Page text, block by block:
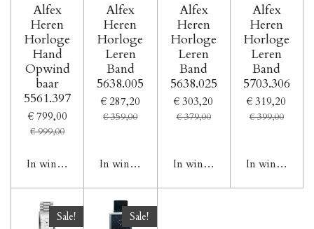
Alfex
Heren
Horloge
Hand
Opwind
baar
5561.397
€ 799,00
€ 999,00
In winkelwagen
Alfex
Heren
Horloge
Leren
Band
5638.005
€ 287,20
€ 359,00
In winkelwagen
Alfex
Heren
Horloge
Leren
Band
5638.025
€ 303,20
€ 379,00
In winkelwagen
Alfex
Heren
Horloge
Leren
Band
5703.306
€ 319,20
€ 399,00
In
Sale! Sale!